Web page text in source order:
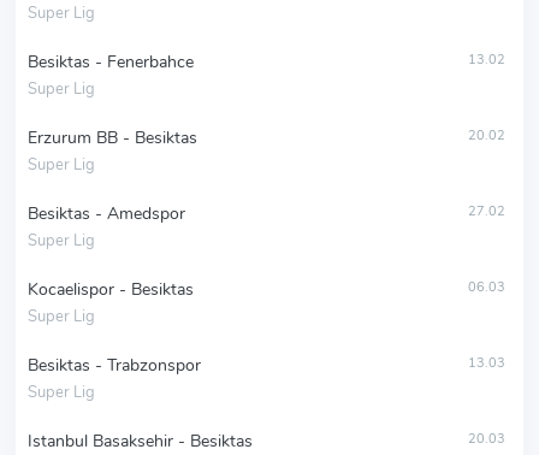
Super Lig
Besiktas - Fenerbahce
Super Lig
13.02
Erzurum BB - Besiktas
Super Lig
20.02
Besiktas - Amedspor
Super Lig
27.02
Kocaelispor - Besiktas
Super Lig
06.03
Besiktas - Trabzonspor
Super Lig
13.03
Istanbul Basaksehir - Besiktas 20.03